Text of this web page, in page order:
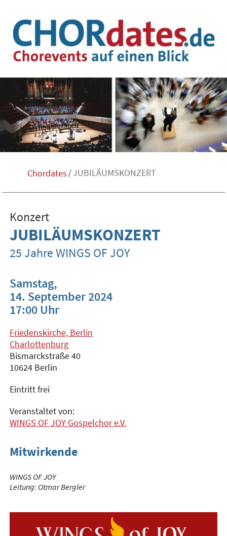
Chordates /JUBILÄUMSKONZERT
Konzert
JUBILÄUMSKONZERT
25 Jahre WINGS OF JOY
Samstag,
14. September 2024
17:00 Uhr
Friedenskirche, Berlin
Charlottenburg
Bismarckstraße 40
10624 Berlin
Eintritt frei
Veranstaltet von:
WINGS OF JOY Gospelchor e.V.
Mitwirkende
WINGS OF JOY
Leitung: Otmar Bergler